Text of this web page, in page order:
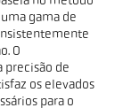
gama de
O
precisão de
os elevados
para o